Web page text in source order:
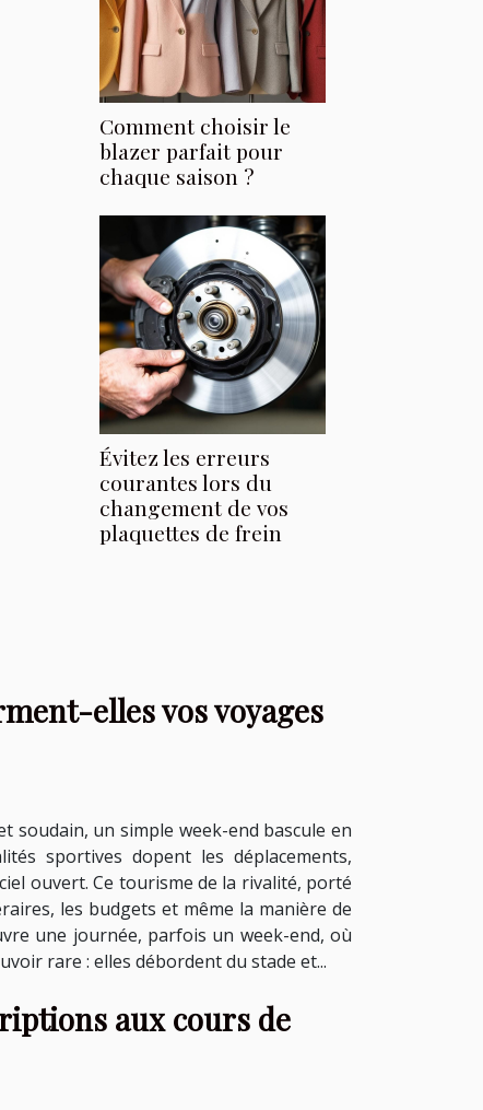
Comment choisir le
blazer parfait pour
chaque saison ?
Évitez les erreurs
courantes lors du
changement de vos
plaquettes de frein
elles vos voyages
soudain, un simple week-end bascule en
sportives dopent les déplacements,
ouvert. Ce tourisme de la rivalité, porté
les budgets et même la manière de
une journée, parfois un week-end, où
rare : elles débordent du stade et...
aux cours de